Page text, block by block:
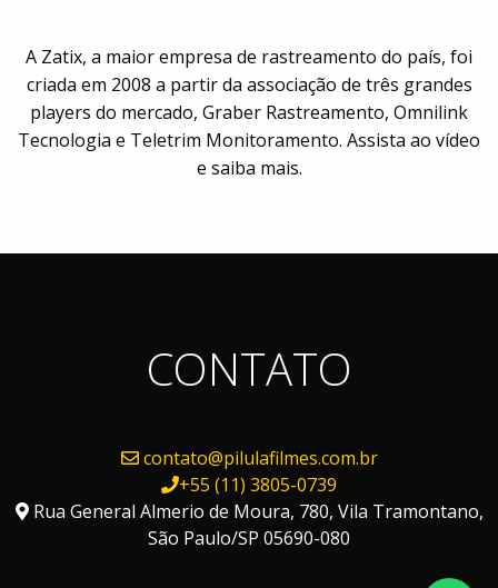
A Zatix, a maior empresa de rastreamento do país, foi
criada em 2008 a partir da associação de três grandes
players do mercado, Graber Rastreamento, Omnilink
Tecnologia e Teletrim Monitoramento. Assista ao vídeo
e saiba mais.
CONTATO
contato@pilulafilmes.com.br
+55 (11) 3805-0739
Rua General Almerio de Moura, 780, Vila Tramontano,
São Paulo/SP 05690-080